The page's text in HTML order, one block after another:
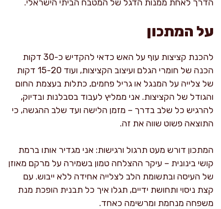
הדרך לאחת ממנות הדגל של המטבח הביתי הישראלי.
על המתכון
להכנת קציצות עוף על האש כדאי להקדיש כ-30 דקות
הכנה של חומרי הגלם ועיצוב הקציצות, ועוד 15-20 דקות
של צלייה על המנגל או גריל פחמים, כתלות בעצמת החום
והגודל של הקציצות. אני ממליץ לעבוד בסבלנות ובדיוק,
להרגיש כל שלב בדרך – מזמן הלישה ועד שלב ההגשה, כי
התוצאה פשוט שווה את זה.
המתכון דורש מעט תרגול ורגישות: אני מגדיר אותו ברמת
קושי בינונית – עיקר ההצלחה טמון בשמירה על מרקם מאוזן
של העיסה ובתשומת הלב לצלייה אחידה ללא ייבוש. עם
קצת ניסוי ותחושת ידיים, תגלו איך כל תבנית הופכת מנת
משפחה מנחמת ומרשימה כאחד.